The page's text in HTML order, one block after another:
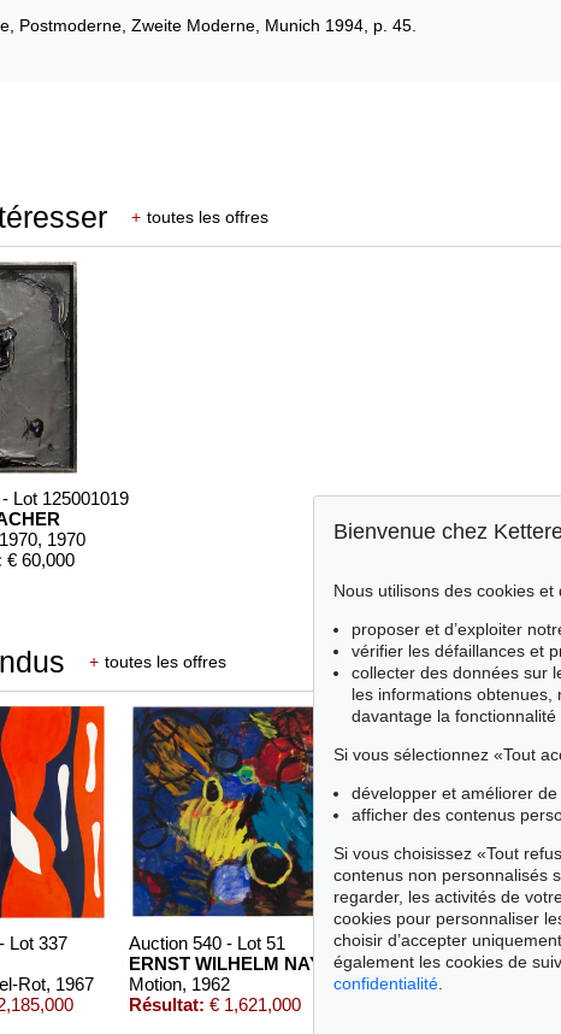
Postmoderne, Zweite Moderne, Munich 1994, p. 45.
+ toutes les offres
Lot 125001019
, 1970
€ 60,000
+ toutes les offres
Lot 337
Rot, 1967
Auction 540 - Lot 51
ERNST WILHELM NAY
Motion, 1962
Résultat: € 1,621,000
Auction 606 -
ERNST
Motion
Bienvenue chez
Nous utilisons des cookies
proposer et d’exploiter
vérifier les défaillances et
collecter des données sur
les informations
davantage la
Si vous sélectionnez «Tout
développer et améliorer de
afficher des contenus
Si vous choisissez «Tout
contenus non personnalisés
regarder, les activités de
cookies pour personnaliser
choisir d’accepter
également les cookies de
confidentialité